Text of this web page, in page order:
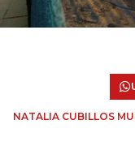
NATALIA CUBILLOS